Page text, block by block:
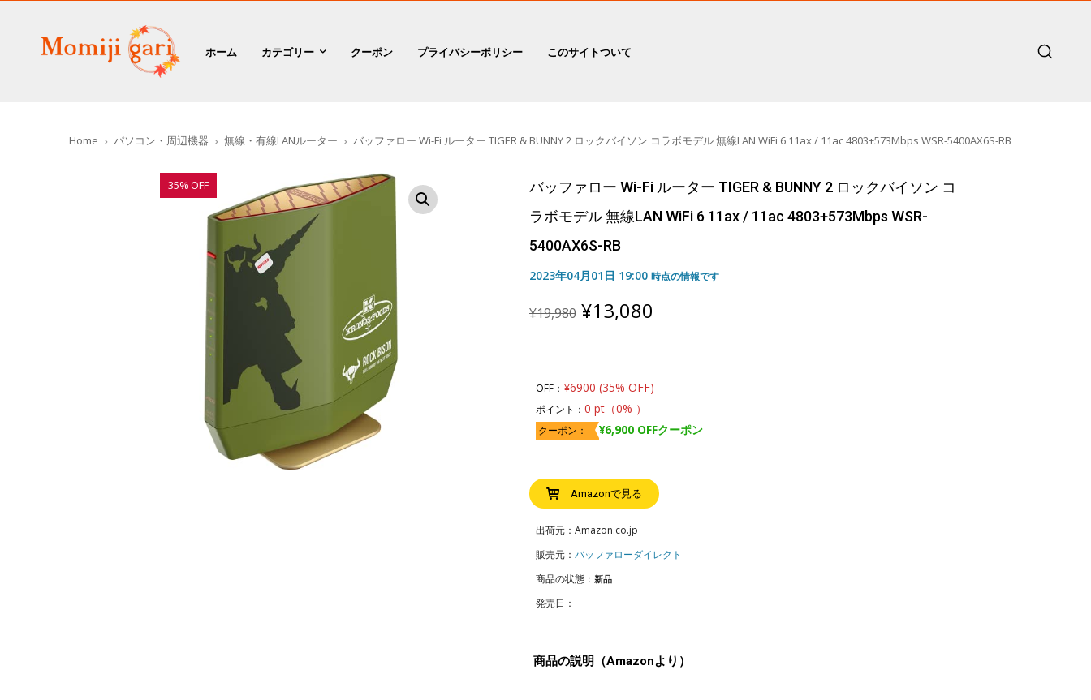
ホーム カテゴリー クーポン プライバシーポリシー このサイトついて
Home パソコン・周辺機器 無線・有線LANルーター バッファロー Wi-Fi ルーター TIGER & BUNNY 2 ロックバイソン コラボモデル 無線LAN WiFi 6 11ax / 11ac 4803+573Mbps WSR-5400AX6S-RB
35% OFF
バッファロー Wi-Fi ルーター TIGER & BUNNY 2 ロックバイソン コ
ラボモデル 無線LAN WiFi 6 11ax / 11ac 4803+573Mbps WSR-
5400AX6S-RB
2023年04月01日 19:00 時点の情報です
¥19,980 Original
price
¥13,080
OFF： ¥6900 (35% OFF)
ポイント： 0 pt（0% ）
クーポン： ¥6,900 OFFクーポン
Amazonで見る
出荷元：Amazon.co.jp
販売元： バッファローダイレクト
商品の状態： 新品
発売日：
商品の説明（Amazonより）